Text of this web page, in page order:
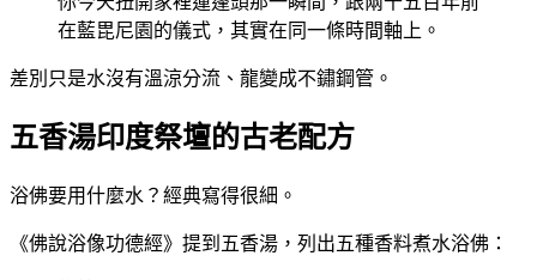
在藍毘尼園的儀式，其實在同一條時間軸上。
差別只是水沒有溫涼分流、龍變成不鏽鋼管。
五香湯印度祭壇的古老配方
浴佛要用什麼水？經典寫得很細。
《佛說浴像功德經》提到五香湯，列出五種香料煮水浴佛：